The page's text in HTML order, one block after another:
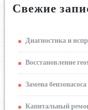
Свежие
Диагностика и
Восстановление
Замена бензонасоса
Капитальный